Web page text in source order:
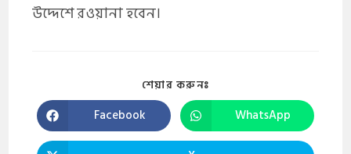
উদ্দেশে রওয়ানা হবেন।
শেয়ার করুনঃ
Facebook WhatsApp